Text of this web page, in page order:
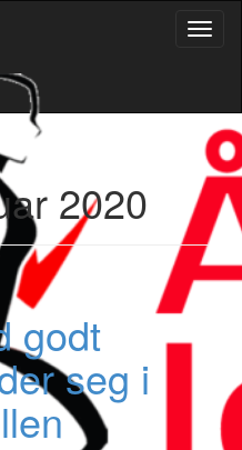
2020
godt
seg i